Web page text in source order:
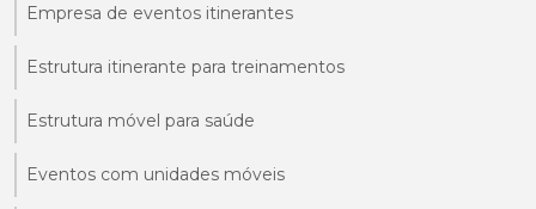
Empresa de eventos itinerantes
Estrutura itinerante para treinamentos
Estrutura móvel para saúde
Eventos com unidades móveis